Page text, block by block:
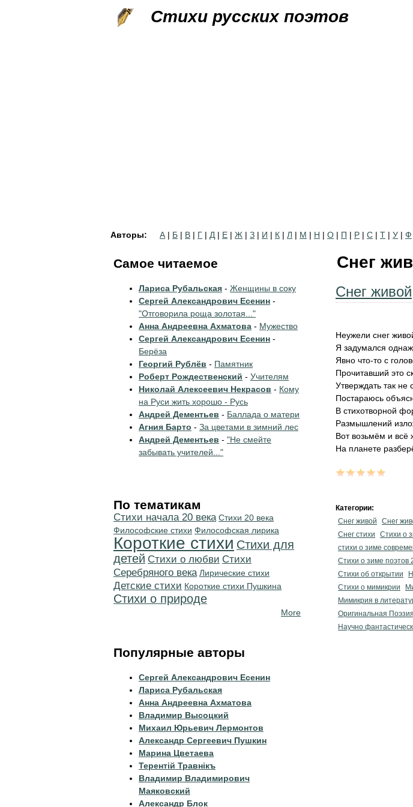
Стихи русских поэтов
Авторы: А | Б | В | Г | Д | Е | Ж | З | И | К | Л | М | Н | О | П | Р | С | Т | У | Ф
Снег
Снег живой
Неужели снег
Я задумался
Явно что-то с
Прочитавший это
Утверждать так не
Постараюсь
В стихотворной
Размышлений
Вот возьмём и всё
На планете
Категории:
Снег живой
Снег
Снег стихи
Стихи о
стихи о зиме
Стихи о зиме поэтов
Стихи об открытии
Стихи о мимикрии
Мимикрия в
Оригинальная Поэзия
Научно
Самое читаемое
Лариса Рубальская - Женщины в соку
Сергей Александрович Есенин -
"Отговорила роща золотая..."
Анна Андреевна Ахматова - Мужество
Сергей Александрович Есенин -
Берёза
Георгий Рублёв - Памятник
Роберт Рождественский - Учителям
Николай Алексеевич Некрасов - Кому
на Руси жить хорошо - Русь
Андрей Дементьев - Баллада о матери
Агния Барто - За цветами в зимний лес
Андрей Дементьев - "Не смейте
забывать учителей..."
По тематикам
Cтихи начала 20 века Стихи 20 века
Философские стихи Философская лирика
Короткие стихи Стихи для
детей Стихи о любви Cтихи
Серебряного века Лирические стихи
Детские стихи Короткие стихи Пушкина
Стихи о природе
More
Популярные авторы
Сергей Александрович Есенин
Лариса Рубальская
Анна Андреевна Ахматова
Владимир Высоцкий
Михаил Юрьевич Лермонтов
Александр Сергеевич Пушкин
Марина Цветаева
Терентiй Травнiкъ
Владимир Владимирович
Маяковский
Александр Блок